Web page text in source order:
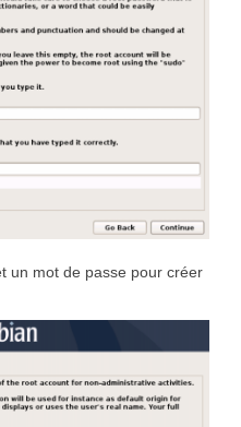
un mot de passe pour créer